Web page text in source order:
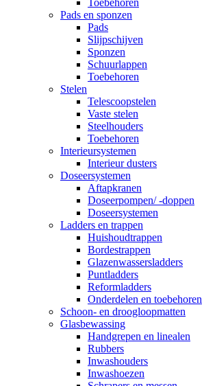
Pads en sponzen
Pads
Slijpschijven
Sponzen
Schuurlappen
Toebehoren
Stelen
Telescoopstelen
Vaste stelen
Steelhouders
Toebehoren
Interieursystemen
Interieur dusters
Doseersystemen
Aftapkranen
Doseerpompen/ -doppen
Doseersystemen
Ladders en trappen
Huishoudtrappen
Bordestrappen
Glazenwassersladders
Puntladders
Reformladders
Onderdelen en toebehoren
Schoon- en droogloopmatten
Glasbewassing
Handgrepen en linealen
Rubbers
Inwashouders
Inwashoezen